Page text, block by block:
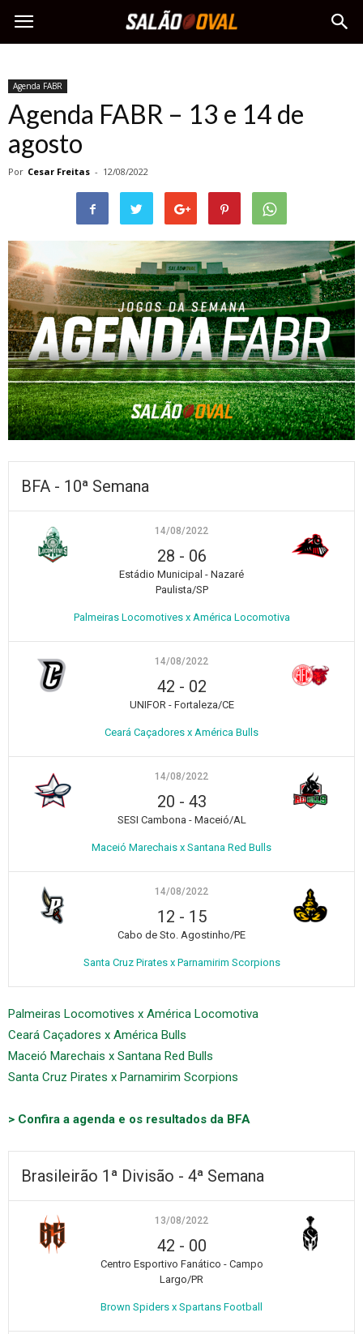
Agenda FABR
Agenda FABR – 13 e 14 de
agosto
Por Cesar Freitas - 12/08/2022
BFA - 10ª Semana
14/08/2022
28 - 06
Estádio Municipal - Nazaré
Paulista/SP
Palmeiras Locomotives x América Locomotiva
14/08/2022
42 - 02
UNIFOR - Fortaleza/CE
Ceará Caçadores x América Bulls
14/08/2022
20 - 43
SESI Cambona - Maceió/AL
Maceió Marechais x Santana Red Bulls
14/08/2022
12 - 15
Cabo de Sto. Agostinho/PE
Santa Cruz Pirates x Parnamirim Scorpions
Palmeiras Locomotives x América Locomotiva
Ceará Caçadores x América Bulls
Maceió Marechais x Santana Red Bulls
Santa Cruz Pirates x Parnamirim Scorpions
> Confira a agenda e os resultados da BFA
Brasileirão 1ª Divisão - 4ª Semana
13/08/2022
42 - 00
Centro Esportivo Fanático - Campo
Largo/PR
Brown Spiders x Spartans Football